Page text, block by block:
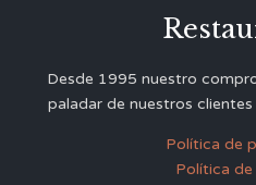
Desde 1995 nuestro
paladar de nuestros
Política de
Política de